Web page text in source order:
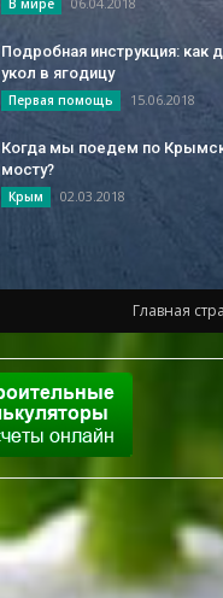
В мире
Подробная инструкция: как
укол в ягодицу
Первая помощь 15.06.2018
Когда мы поедем по
мосту?
Крым 02.03.2018
Главная